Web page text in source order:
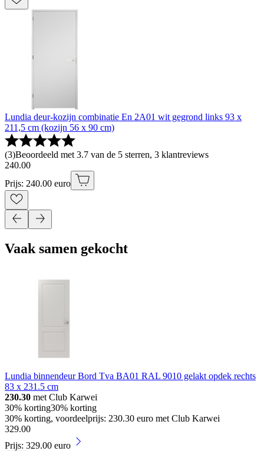
Lundia deur-kozijn combinatie En 2A01 wit gegrond links 93 x
211,5 cm (kozijn 56 x 90 cm)
(3)Beoordeeld met 3.7 van de 5 sterren, 3 klantreviews
240.00
Prijs: 240.00 euro
Vaak samen gekocht
Lundia binnendeur Bord Tva BA01 RAL 9010 gelakt opdek rechts
83 x 231.5 cm
230.30 met Club Karwei
30% korting30% korting
30% korting, voordeelprijs: 230.30 euro met Club Karwei
329.00
Prijs: 329.00 euro